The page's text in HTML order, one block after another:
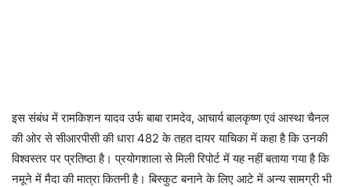
इस संबंध में रामकिशन यादव उर्फ बाबा रामदेव, आचार्य बालकृष्ण एवं आस्था चैनल
की ओर से सीआरपीसी की धारा 482 के तहत दायर याचिका में कहा है कि उनकी
विश्वस्तर पर प्रतिष्ठा है। प्रयोगशाला से मिली रिपोर्ट में यह नहीं बताया गया है कि
नमूने में मैदा की मात्रा कितनी है। बिस्कुट बनाने के लिए आटे में अन्य सामग्री भी